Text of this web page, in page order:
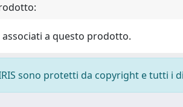
a questo prodotto.
sono protetti da copyright e tutti i